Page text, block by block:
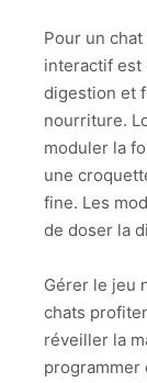
Pour un
interactif est
digestion et
nourriture.
moduler la
une
fine. Les
de doser la
Gérer le jeu
chats
réveiller la
programmer